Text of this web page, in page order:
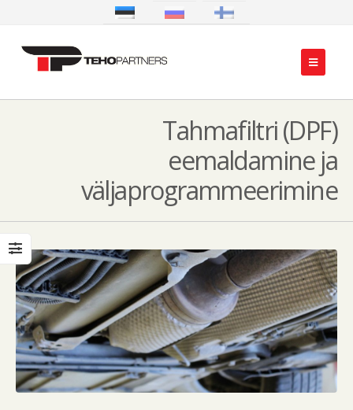
Tahmafiltri (DPF)
eemaldamine ja
väljaprogrammeerimine